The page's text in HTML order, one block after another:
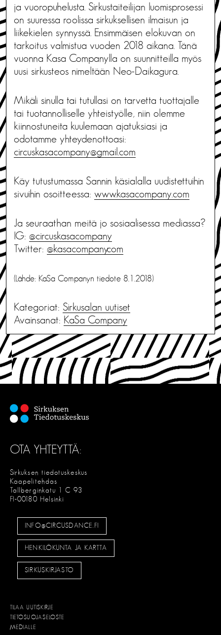
ja vuoropuhelusta. Sirkustaiteilijan luomisprosessi
on suuressa roolissa sirkuksellisen ilmaisun ja
liikekielen synnyssä. Ensimmäisen elokuvan on
tarkoitus valmistua vuoden 2018 aikana. Tänä
vuonna Kasa Companylla on suunnitteilla myös
uusi sirkusteos nimeltään Neo-Daikagura.
Mikäli sinulla tai tutullasi on tarvetta tuottajalle
tai tuotannolliselle yhteistyölle, niin olemme
kiinnostuneita kuulemaan ajatuksiasi ja
odotamme yhteydenottoasi:
circuskasacompany@gmail.com
Käy tutustumassa Sannin käsialalla uudistettuihin
sivuihin osoitteessa: www.kasacompany.com
Ja seuraathan meitä jo sosiaalisessa mediassa?
IG: @circuskasacompany
Twitter: @kasacompany_com
(Lähde: KaSa Companyn tiedote 8.1.2018)
Kategoriat: Sirkusalan uutiset
Avainsanat: KaSa Company
OTA YHTEYTTÄ:
Sirkuksen tiedotuskeskus
Kaapelitehdas
Tallberginkatu 1 C 93
FI-00180 Helsinki
INFO@CIRCUSDANCE.FI
HENKILÖKUNTA JA KARTTA
SIRKUSKIRJASTO
TILAA UUTISKIRJE
TIETOSUOJASELOSTE
MEDIALLE